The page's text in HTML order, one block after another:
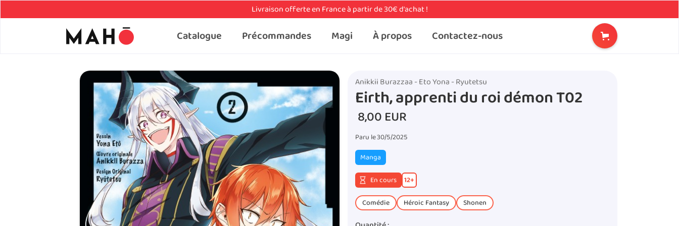
Livraison offerte en France à partir de 30€ d'achat !
Catalogue Précommandes Magi À propos Contactez-nous
Anikkii Burazzaa - Eto Yona - Ryutetsu
Eirth, apprenti du roi démon T02
8,00 EUR
Paru le30/5/2025
Manga
En cours 12+
Comédie Héroic Fantasy Shonen